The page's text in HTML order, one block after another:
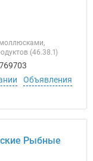
(46.38.1)
Объявления
Рыбные